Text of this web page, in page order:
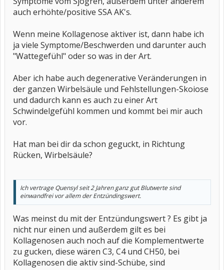
auch erhöhte/positive SSA AK's.
Wenn meine Kollagenose aktiver ist, dann habe ich
ja viele Symptome/Beschwerden und darunter auch
"Wattegefühl" oder so was in der Art.
Aber ich habe auch degenerative Veränderungen in
der ganzen Wirbelsäule und Fehlstellungen-Skoiose
und dadurch kann es auch zu einer Art
Schwindelgefühl kommen und kommt bei mir auch
vor.
Hat man bei dir da schon geguckt, in Richtung
Rücken, Wirbelsäule?
Ich vertrage Quensyl seit 2 Jahren ganz gut Blutwerte sind
einwandfrei vor allem der Entzündingswert.
Was meinst du mit der Entzündungswert ? Es gibt ja
nicht nur einen und außerdem gilt es bei
Kollagenosen auch noch auf die Komplementwerte
zu gucken, diese wären C3, C4 und CH50, bei
Kollagenosen die aktiv sind-Schübe, sind